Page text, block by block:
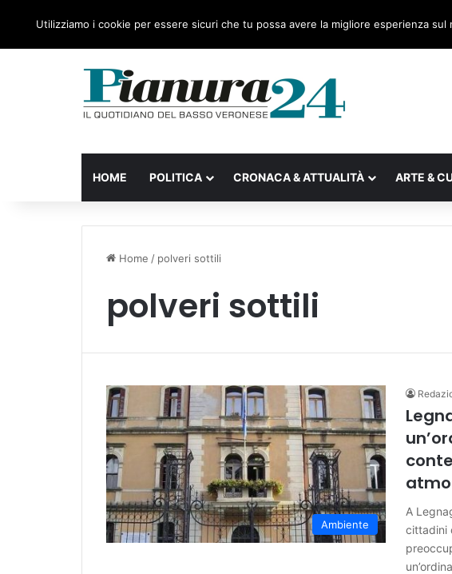
HOME POLITICA CRONACA & ATTUALITÀ ARTE &
Home / polveri sottili
polveri sottili
Ambiente
A
cittadini
Utilizziamo i cookie per essere sicuri che tu possa avere la migliore esperienza